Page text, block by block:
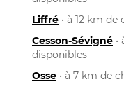
Liffré • à 12 km
Cesson-Sévigné •
disponibles
Osse • à 7 km de